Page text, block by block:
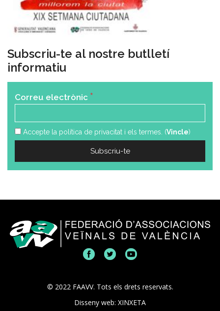
Subscriu-te al nostre butlletí
informatiu
Correu electrònic *
Accepte la política de privacitat i els termes. (Vincle)
© 2022 FAAVV. Tots els drets reservats.
Disseny web: XINXETA